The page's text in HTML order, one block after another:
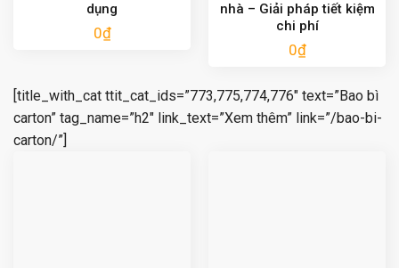
dụng
0₫
nhà – Giải pháp tiết kiệm
chi phí
0₫
[title_with_cat ttit_cat_ids=”773,775,774,776″ text=”Bao bì
carton” tag_name=”h2″ link_text=”Xem thêm” link=”/bao-bi-
carton/”]